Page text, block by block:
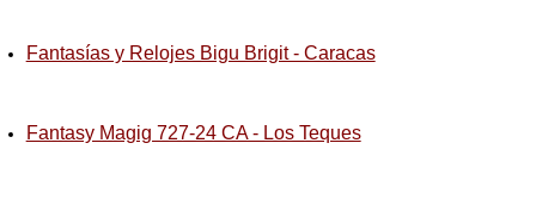
Fantasías y Relojes Bigu Brigit - Caracas
Fantasy Magig 727-24 CA - Los Teques